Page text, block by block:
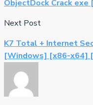
ObjectDock Crack
Next Post
K7 Total + Internet
[Windows] [x86-x64]